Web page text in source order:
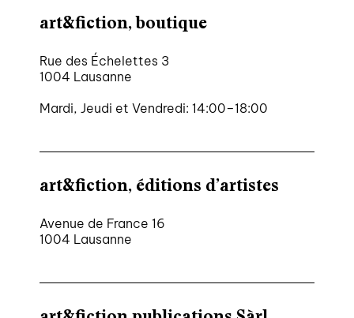
art&fiction, boutique
Rue des Échelettes 3
1004 Lausanne
Mardi, Jeudi et Vendredi: 14:00–18:00
art&fiction, éditions d’artistes
Avenue de France 16
1004 Lausanne